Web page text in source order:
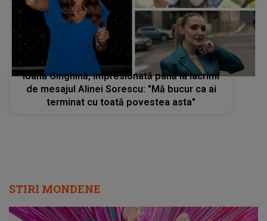
Ioana Ginghină, impresionată până la lacrimi
de mesajul Alinei Sorescu: "Mă bucur ca ai
terminat cu toată povestea asta"
STIRI MONDENE